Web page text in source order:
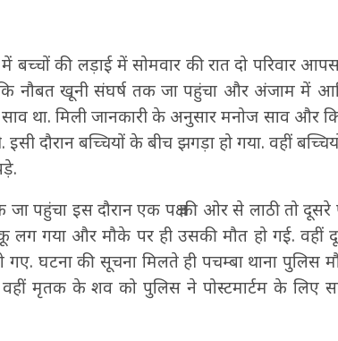
में बच्चों की लड़ाई में सोमवार की रात दो परिवार
नौबत खूनी संघर्ष तक जा पहुंचा और अंजाम में
था. मिली जानकारी के अनुसार मनोज साव और
दौरान बच्चियों के बीच झगड़ा हो गया. वहीं
पहुंचा इस दौरान एक पक्ष की ओर से लाठी तो दूसरे
लग गया और मौके पर ही उसकी मौत हो गई. वहीं
गए. घटना की सूचना मिलते ही पचम्बा थाना पुलिस
मृतक के शव को पुलिस ने पोस्टमार्टम के लिए